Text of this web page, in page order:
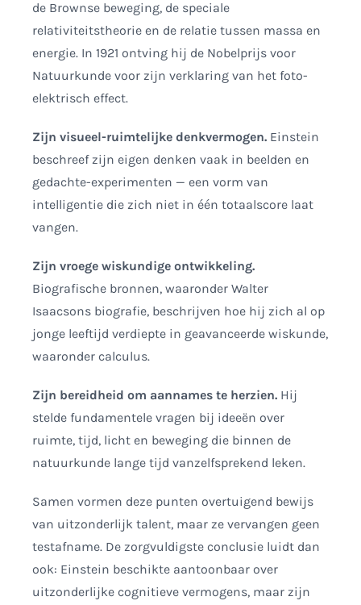
de Brownse beweging, de speciale
relativiteitstheorie en de relatie tussen massa en
energie. In 1921 ontving hij de Nobelprijs voor
Natuurkunde voor zijn verklaring van het foto-
elektrisch effect.
Zijn visueel-ruimtelijke denkvermogen. Einstein
beschreef zijn eigen denken vaak in beelden en
gedachte-experimenten — een vorm van
intelligentie die zich niet in één totaalscore laat
vangen.
Zijn vroege wiskundige ontwikkeling.
Biografische bronnen, waaronder Walter
Isaacsons biografie, beschrijven hoe hij zich al op
jonge leeftijd verdiepte in geavanceerde wiskunde,
waaronder calculus.
Zijn bereidheid om aannames te herzien. Hij
stelde fundamentele vragen bij ideeën over
ruimte, tijd, licht en beweging die binnen de
natuurkunde lange tijd vanzelfsprekend leken.
Samen vormen deze punten overtuigend bewijs
van uitzonderlijk talent, maar ze vervangen geen
testafname. De zorgvuldigste conclusie luidt dan
ook: Einstein beschikte aantoonbaar over
uitzonderlijke cognitieve vermogens, maar zijn